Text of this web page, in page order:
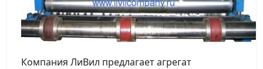
Компания ЛиВил предлагает агрегат